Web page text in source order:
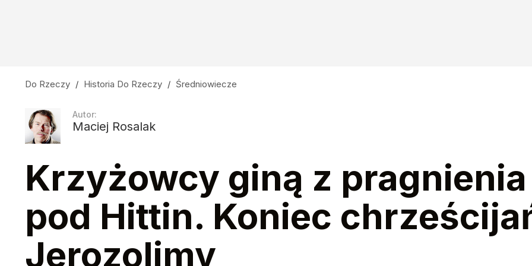
Do Rzeczy / Historia Do Rzeczy / Średniowiecze
Autor:
Maciej Rosalak
Krzyżowcy giną z pragnienia
pod Hittin. Koniec
Jerozolimy